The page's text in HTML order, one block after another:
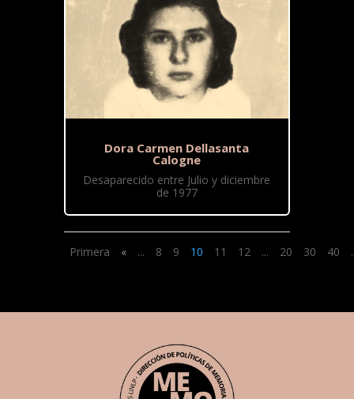
Dora Carmen Dellasanta
Calogne
Desaparecido entre Julio y diciembre
de 1977
Primera « ... 8 9 10 11 12 ... 20 30 40